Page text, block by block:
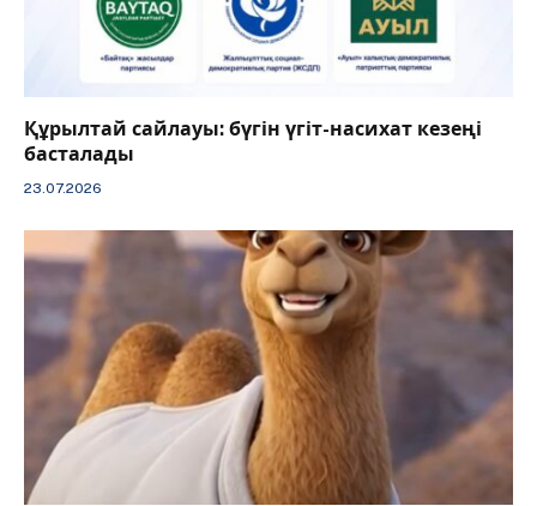
Құрылтай сайлауы: бүгін үгіт-насихат кезеңі
басталады
23.07.2026